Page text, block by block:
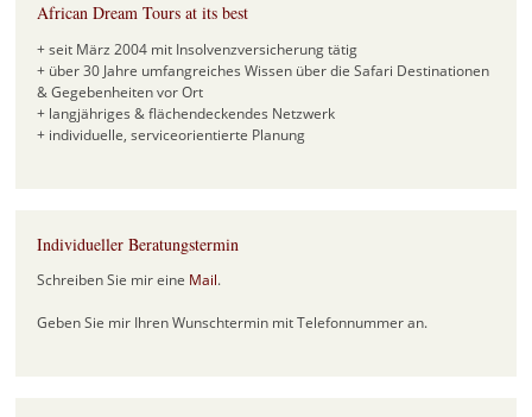
African Dream Tours at its best
+ seit März 2004 mit Insolvenzversicherung tätig
+ über 30 Jahre umfangreiches Wissen über die Safari Destinationen
& Gegebenheiten vor Ort
+ langjähriges & flächendeckendes Netzwerk
+ individuelle, serviceorientierte Planung
Individueller Beratungstermin
Schreiben Sie mir eine Mail.
Geben Sie mir Ihren Wunschtermin mit Telefonnummer an.